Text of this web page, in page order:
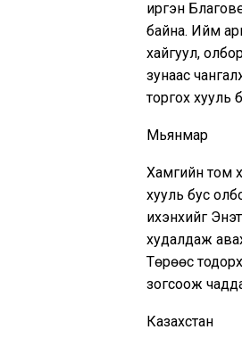
иргэн
байна. Ийм
хайгуул,
зунаас
торгох хууль
Мьянмар
Хамгийн том
хууль бус
ихэнхийг
худалдаж
Төрөөс
зогсоож
Казахстан